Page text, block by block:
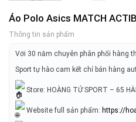
Áo Polo Asics MATCH
Thông tin sản phẩm
Với 30 năm chuyên phân phối hàng
Sport tự hào cam kết chỉ bán hàng
Store: HOÀNG TỬ SPORT – 65
Website full sản phẩm: https://